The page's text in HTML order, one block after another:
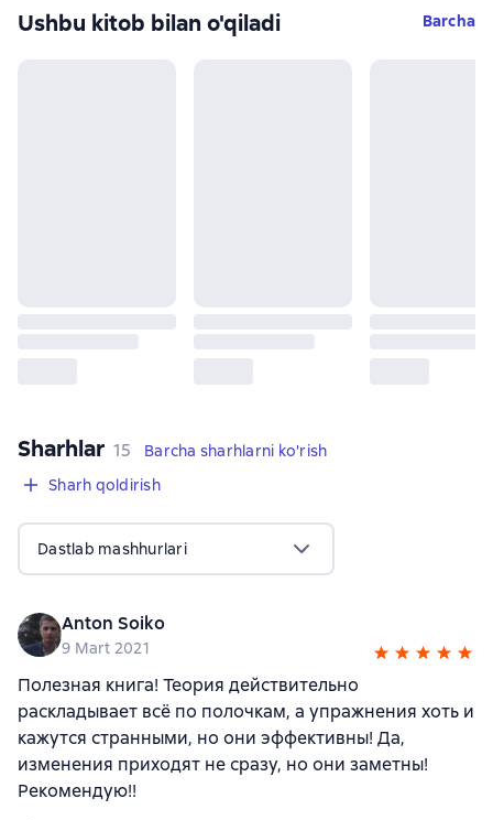
Ushbu kitob bilan o'qiladi Barcha
Sharhlar 15 sharhlar
15
Barcha sharhlarni ko'rish
Sharh qoldirish
Dastlab mashhurlari
Anton Soiko
9 Mart 2021
Полезная книга! Теория действительно
раскладывает всё по полочкам, а упражнения хоть и
кажутся странными, но они эффективны! Да,
изменения приходят не сразу, но они заметны!
Рекомендую!!